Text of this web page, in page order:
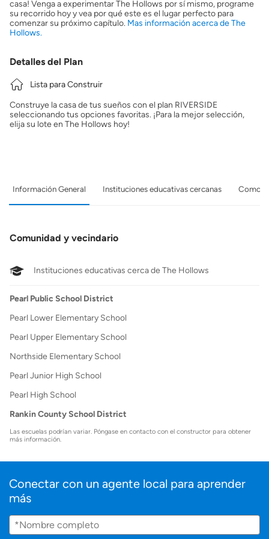
casa! Venga a experimentar The Hollows por sí mismo, programe
su recorrido hoy y vea por qué este es el lugar perfecto para
comenzar su próximo capítulo. Mas información acerca de The
Hollows.
Detalles del Plan
Lista para Construir
Construye la casa de tus sueños con el plan RIVERSIDE
seleccionando tus opciones favoritas. ¡Para la mejor selección,
elija su lote en The Hollows hoy!
Información General Instituciones educativas cercanas
Comunidad y vecindario
Instituciones educativas cerca de The Hollows
Pearl Public School District
Pearl Lower Elementary School
Pearl Upper Elementary School
Northside Elementary School
Pearl Junior High School
Pearl High School
Rankin County School District
Las escuelas podrían variar. Póngase en contacto con el constructor para obtener
más información.
Conectar con un agente local para aprender
más
Nombre
completo